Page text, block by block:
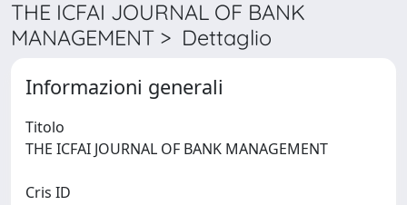
THE ICFAI JOURNAL OF BANK
MANAGEMENT > Dettaglio
Informazioni generali
Titolo
Cris ID